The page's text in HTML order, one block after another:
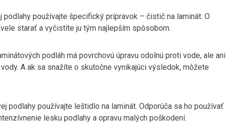
používajte špecifický prípravok – čistič na laminát. O
starať a vyčistíte ju tým najlepším spôsobom.
podláh má povrchovú úpravu odolnú proti vode, ale ani
A ak sa snažíte o skutočne vynikajúci výsledok, môžete
podlahy používajte leštidlo na laminát. Odporúča sa ho používať
lesku podlahy a opravu malých poškodení.